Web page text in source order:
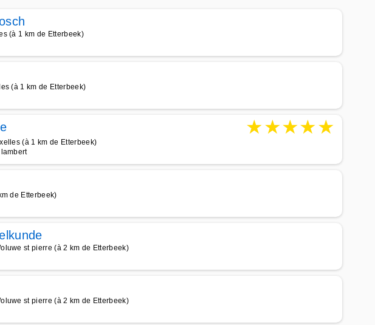
(à 1 km de Etterbeek)
(à 1 km de Etterbeek)
★★★★★
(à 1 km de Etterbeek)
de Etterbeek)
st pierre (à 2 km de Etterbeek)
st pierre (à 2 km de Etterbeek)